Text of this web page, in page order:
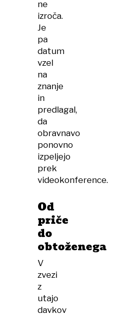
ne
izroča.
Je
pa
datum
vzel
na
znanje
in
predlagal,
da
obravnavo
ponovno
izpeljejo
prek
videokonference.
Od
priče
do
obtoženega
V
zvezi
z
utajo
davkov